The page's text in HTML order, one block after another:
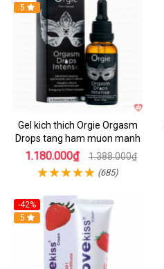
Hot
5
Gel kich thich Orgie Orgasm
Drops tang ham muon manh
1.180.000₫ 1.388.000₫
(685)
-42%
5